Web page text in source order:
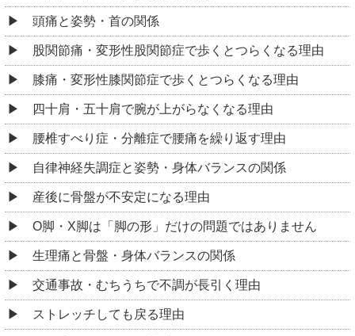
頭痛と姿勢・首の関係
股関節痛・変形性股関節症で歩くとつらくなる理由
膝痛・変形性膝関節症で歩くとつらくなる理由
四十肩・五十肩で腕が上がらなくなる理由
腰椎すべり症・分離症で腰痛を繰り返す理由
自律神経失調症と姿勢・身体バランスの関係
産後に骨盤が不安定になる理由
O脚・X脚は「脚の形」だけの問題ではありません
生理痛と骨盤・身体バランスの関係
交通事故・むちうちで不調が長引く理由
ストレッチしても戻る理由